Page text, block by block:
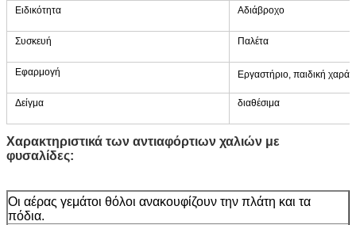
Ειδικότητα Αδιάβροχο
Συσκευή Παλέτα
Εφαρμογή Εργαστήριο, παιδική χαρά,
Δείγμα διαθέσιμα
Χαρακτηριστικά των αντιαφόρτιων χαλιών με
φυσαλίδες:
Οι αέρας γεμάτοι θόλοι ανακουφίζουν την πλάτη και τα
πόδια.